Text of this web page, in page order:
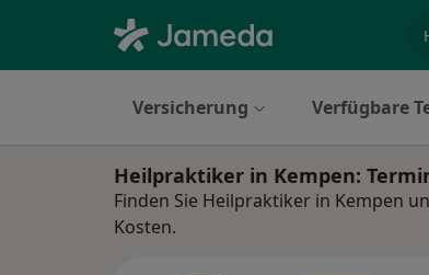
Versicherung Verfügbare
Heilpraktiker in Kempen:
Finden Sie Heilpraktiker in Kempen
Kosten.